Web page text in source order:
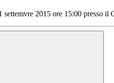
settemvre 2015 ore 15:00 presso